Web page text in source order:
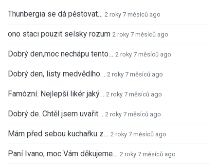
Thunbergia se dá pěstovat… 2 roky 7 měsíců ago
ono staci pouzit selsky rozum 2 roky 7 měsíců ago
Dobrý den,moc nechápu tento… 2 roky 7 měsíců ago
Dobrý den, listy medvědího… 2 roky 7 měsíců ago
Famózní. Nejlepší likér jaký… 2 roky 7 měsíců ago
Dobrý de. Chtěl jsem uvařit… 2 roky 7 měsíců ago
Mám před sebou kuchařku z… 2 roky 7 měsíců ago
Paní Ivano, moc Vám děkujeme… 2 roky 7 měsíců ago